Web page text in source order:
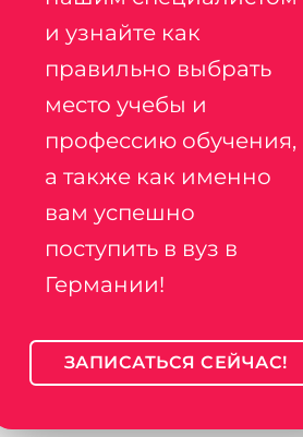
и узнайте как
правильно выбрать
место учебы и
профессию обучения,
а также как именно
вам успешно
поступить в вуз в
Германии!
ЗАПИСАТЬСЯ СЕЙЧАС!